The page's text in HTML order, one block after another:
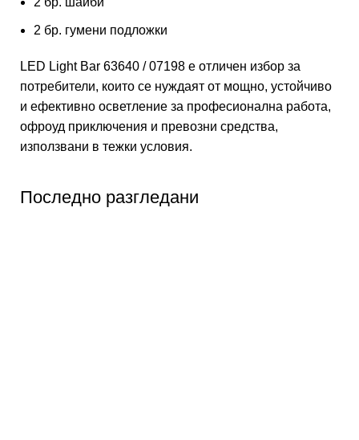
2 бр. гумени подложки
LED Light Bar 63640 / 07198 е отличен избор за
потребители, които се нуждаят от мощно, устойчиво
и ефективно осветление за професионална работа,
офроуд приключения и превозни средства,
използвани в тежки условия.
Последно разгледани